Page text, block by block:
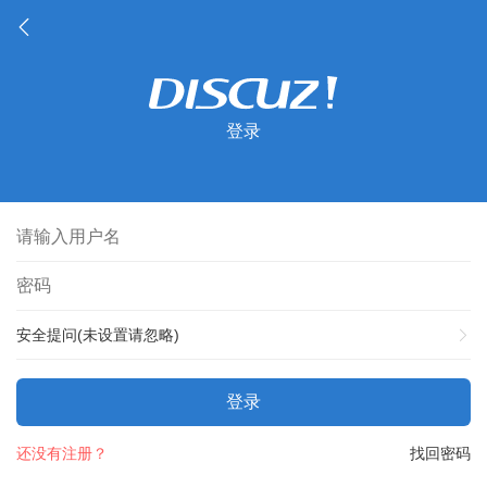
登录
安全提问(未设置请忽略)
登录
找回密码
还没有注册？